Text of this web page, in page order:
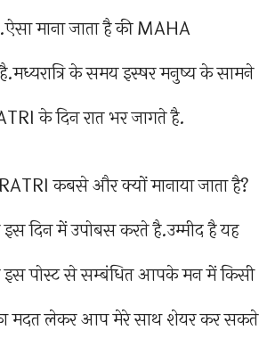
माना जाता है की MAHA
के समय इस्षर मनुष्य के सामने
के दिन रात भर जागते है.
कबसे और क्यों मानाया जाता है?
दिन में उपोबस करते है.उम्मीद है यह
पोस्ट से सम्बंधित आपके मन में किसी
मदत लेकर आप मेरे साथ शेयर कर सकते